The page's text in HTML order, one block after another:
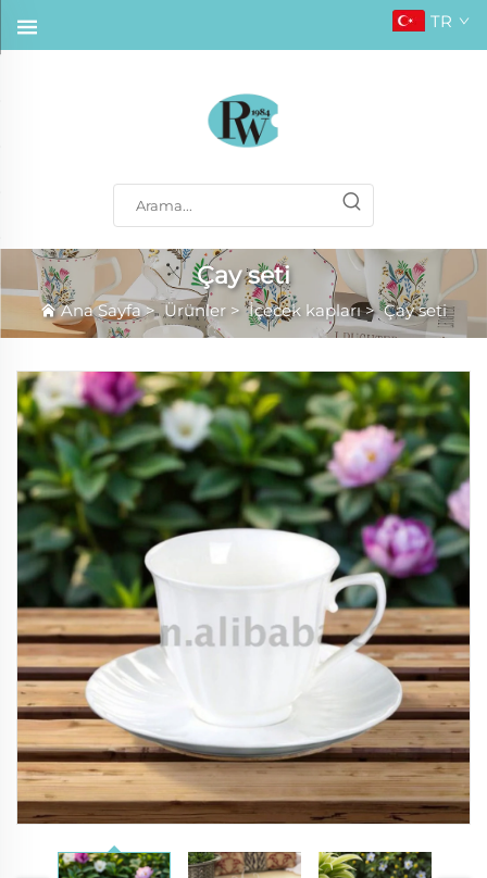
TR
Çay seti
Ana Sayfa>Ürünler >İçecek kapları>Çay seti